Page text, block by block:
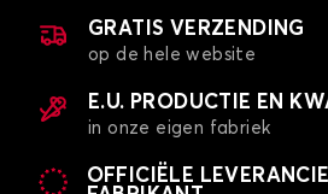
GRATIS VERZENDING
op de hele website
E.U. PRODUCTIE EN
in onze eigen fabriek
OFFICIËLE